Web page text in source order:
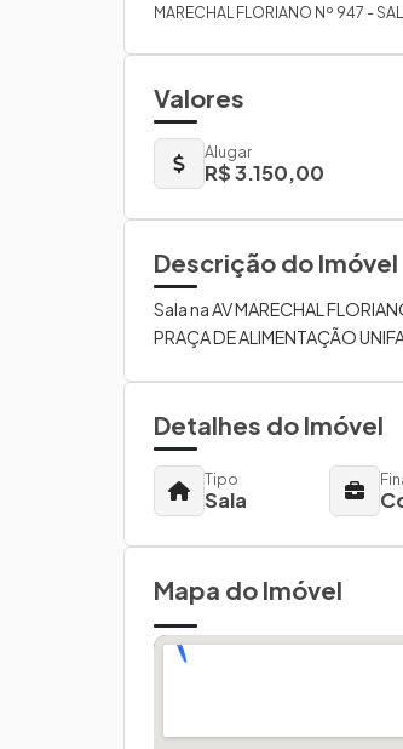
MARECHAL FLORIANO Nº 947 -
Valores
Alugar
R$ 3.150,00
Descrição do Imóvel
Sala na AV MARECHAL
PRAÇA DE ALIMENTAÇÃO
Detalhes do Imóvel
Tipo
Sala
Mapa do Imóvel